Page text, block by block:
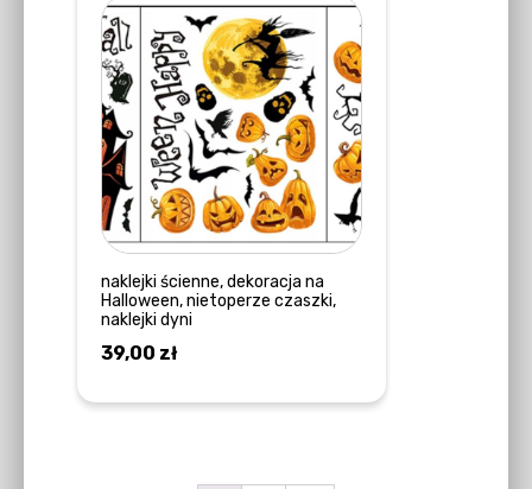
naklejki ścienne, dekoracja na
Halloween, nietoperze czaszki,
naklejki dyni
39,00 zł